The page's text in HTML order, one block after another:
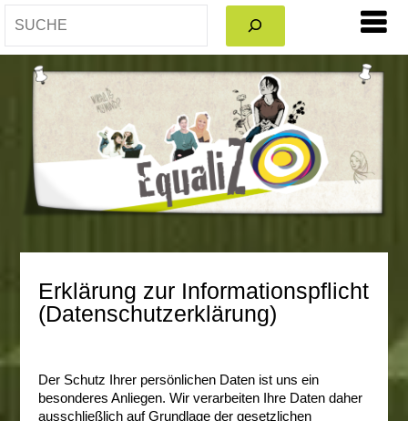
Erklärung zur Informationspflicht
(Datenschutzerklärung)
Der Schutz Ihrer persönlichen Daten ist uns ein
besonderes Anliegen. Wir verarbeiten Ihre Daten daher
ausschließlich auf Grundlage der gesetzlichen